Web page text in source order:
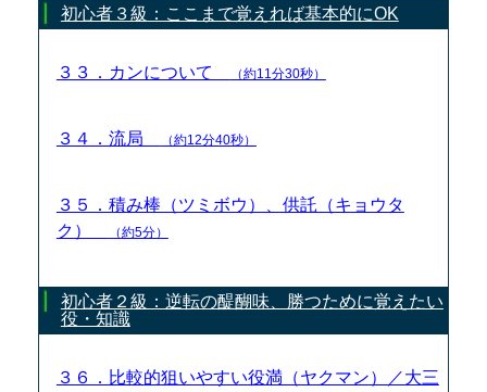
初心者３級：ここまで覚えれば基本的にOK
３３．カンについて （約11分30秒）
３４．流局 （約12分40秒）
３５．積み棒（ツミボウ）、供託（キョウタ
ク）
（約5分）
初心者２級：逆転の醍醐味、勝つために覚えたい
役・知識
３６．比較的狙いやすい役満（ヤクマン）／大三